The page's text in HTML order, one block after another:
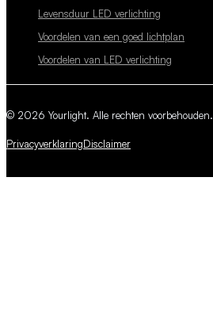
Levensduur LED verlichting
Voordelen van een goed lichtplan
Voordelen van LED verlichting
© 2026 Yourlight. Alle rechten voorbehouden.
PrivacyverklaringDisclaimer